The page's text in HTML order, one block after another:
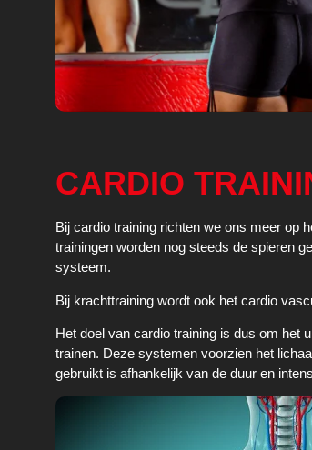
CARDIO
Bij cardio training richten we ons meer op
trainingen worden nog steeds de spieren
systeem.
Bij krachttraining wordt ook het cardio
Het doel van cardio training is dus om het
trainen. Deze systemen voorzien het
gebruikt is afhankelijk van de duur en